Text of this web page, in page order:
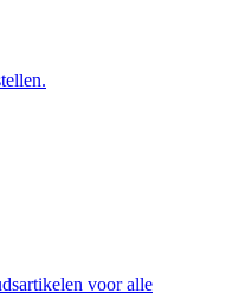
voor alle